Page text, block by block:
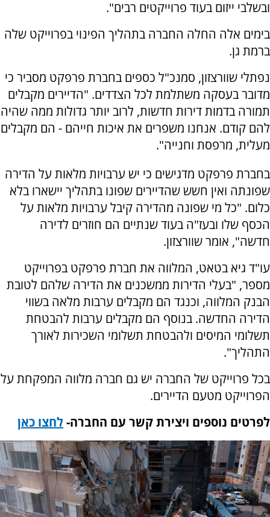
ובשלבי ייזום בעוד פרוייקטים רבים".
בימים אלה החלה החברה בתהליך הפינוי בפרוייקט שלה
ברמת גן.
נפתלי שוורצזון, סמנכ"ל כספים בחברת פרפקט מסביר כי
מדובר בעסקה משתלמת לכל הצדדים. "הדיירים מקבלים
תמורה בדמות דירות חדשות, לרוב יותר גדולות ממה שהיה
להם קודם. אנחנו משפרים את איכות חייהם - הם מקבלים
מעלית, מרפסת וחנייה".
בחברת פרפקט מדגישים כי יש ערבויות מלאות על הדירה
שפונתה ואין חשש שהדיירים שפונו בתהליך יישארו בלא
כלום. "כל מי שפונה מהדירה קיבל ערבויות מלאות על
הכסף שלו ובעז"ה בעוד שנתיים הם חוזרים לדירה
חדשה", אומר שוורצזון.
עו"ד גיא בטאט, המלווה את חברת פרפקט בפרוייקט
מספר, "בעלי הדירות ממשכנים את הדירה שלהם לטובת
הבנק המלווה, וכנגד הם מקבלים ערבות מלאה בשווי
הדירה החדשה. בנוסף הם מקבלים ערבות להבטחת
תשלומי המיסים ולהבטחת תשלומי השכירות לאורך
התהליך".
בכל פרוייקט של החברה יש גם חברה מלווה המפקחת על
הפרוייקט מטעם הדיירים.
לפרטים נוספים ויצירת קשר עם החברה-לחצו כאן